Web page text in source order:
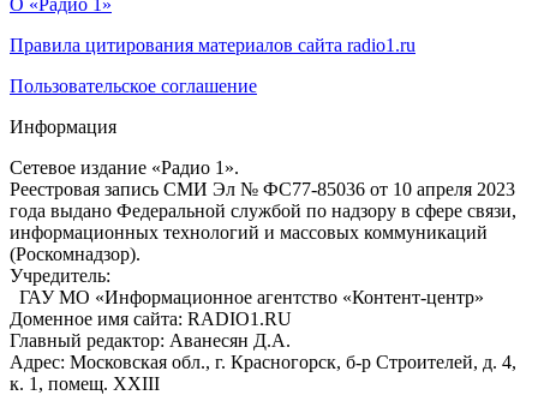
О «Радио 1»
Правила цитирования материалов сайта radio1.ru
Пользовательское соглашение
Информация
Сетевое издание «Радио 1».
Реестровая запись СМИ Эл № ФС77-85036 от 10 апреля 2023
года выдано Федеральной службой по надзору в сфере связи,
информационных технологий и массовых коммуникаций
(Роскомнадзор).
Учредитель:
ГАУ МО «Информационное агентство «Контент-центр»
Доменное имя сайта: RADIO1.RU
Главный редактор: Аванесян Д.А.
Адрес: Московская обл., г. Красногорск, б-р Строителей, д. 4,
к. 1, помещ. XXIII